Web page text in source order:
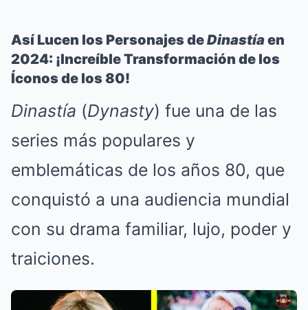
Así Lucen los Personajes deDinastíaen
2024: ¡Increíble Transformación de los
Íconos de los 80!
Dinastía (Dynasty) fue una de las
series más populares y
emblemáticas de los años 80, que
conquistó a una audiencia mundial
con su drama familiar, lujo, poder y
traiciones.